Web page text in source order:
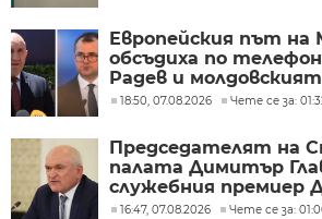
Европейския път на
обсъдиха по
Радев и
Тофан
18:50, 07.08.2026 Чете се за:
Председателят на
палата Димитър
служебния премиер
Главчев?
16:47, 07.08.2026 Чете се за: